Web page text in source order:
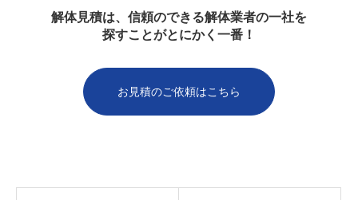
解体見積は、信頼のできる解体業者の一社を
探すことがとにかく一番！
お見積のご依頼はこちら